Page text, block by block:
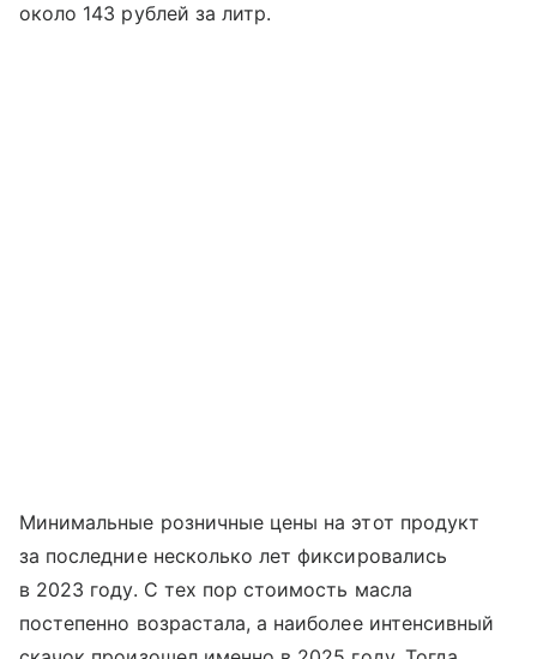
около 143 рублей за литр.
Минимальные розничные цены на этот продукт
за последние несколько лет фиксировались
в 2023 году. С тех пор стоимость масла
постепенно возрастала, а наиболее интенсивный